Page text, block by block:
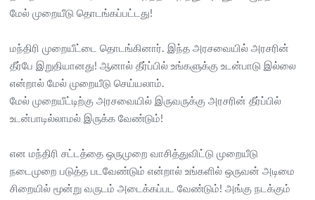
மேல் முறையீடு தொடங்கப்பட்டது!
மந்திரி முறையீட்டை தொடங்கினார். இந்த அரசவையில் அரசரின்
தீர்பே இறுதியானது! ஆனால் தீர்ப்பில் உங்களுக்கு உடன்பாடு இல்லை
என்றால் மேல் முறையீடு செய்யலாம்.
மேல் முறையீட்டிற்கு அரசவையில் இருவருக்கு அரசரின் தீர்ப்பில்
உடன்பாடில்லாமல் இருக்க வேண்டும்!
என மந்திரி சட்டத்தை ஒருமுறை வாசித்துவிட்டு முறையீடு
நடைமுறை படுத்த படவேண்டும் என்றால் உங்களில் ஒருவன் அடிமை
சிறையில் மூன்று வருடம் அடைக்கப்பட வேண்டும்! அங்கு நடக்கும்